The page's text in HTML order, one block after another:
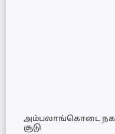
அம்பலாங்கொடை நகர
சூடு